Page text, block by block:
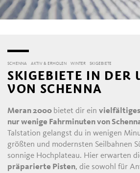
SCHENNA AKTIV & ERHOLEN WINTER SKIGEBIETE
SKIGEBIETE IN DER
VON SCHENNA
Meran 2000 bietet dir ein
nur wenige Fahrminuten von
Talstation gelangst du in wenigen
größten und modernsten Seilbahnen
sonnige Hochplateau. Hier erwarten
präparierte Pisten, die sowohl für